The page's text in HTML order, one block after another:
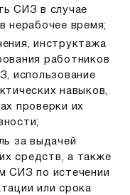
СИЗ в случае
нерабочее время;
инструктажа
работников
использование
навыков,
проверки их
за выдачей
средств, а также
СИЗ по истечении
или срока